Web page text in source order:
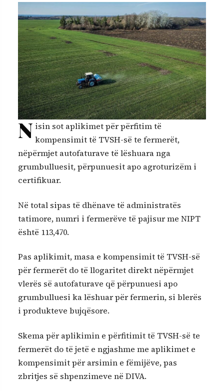
N isin sot aplikimet për përfitim të
kompensimit të TVSH-së te fermerët,
nëpërmjet autofaturave të lëshuara nga
grumbulluesit, përpunuesit apo agroturizëm i
certifikuar.
Në total sipas të dhënave të administratës
tatimore, numri i fermerëve të pajisur me NIPT
është 113,470.
Pas aplikimit, masa e kompensimit të TVSH-së
për fermerët do të llogaritet direkt nëpërmjet
vlerës së autofaturave që përpunuesi apo
grumbulluesi ka lëshuar për fermerin, si blerës
i produkteve bujqësore.
Skema për aplikimin e përfitimit të TVSH-së te
fermerët do të jetë e ngjashme me aplikimet e
kompensimit për arsimin e fëmijëve, pas
zbritjes së shpenzimeve në DIVA.